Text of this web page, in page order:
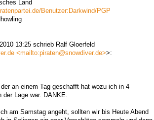
Land
Benutzer:Darkwind/PGP
13:25 schrieb Ralf Gloerfeld
<mailto:piraten@snowdiver.de>>:
an einem Tag geschafft hat wozu ich in 4
Lage war. DANKE.
am Samstag angeht, sollten wir bis Heute Abend